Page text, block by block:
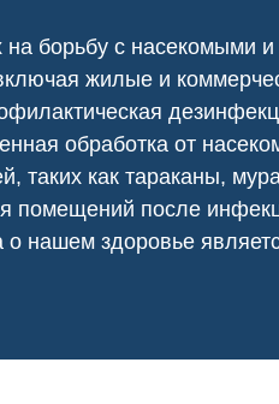
борьбу с насекомыми и
жилые и
обработка от
таких как тараканы,
помещений после
о нашем здоровье